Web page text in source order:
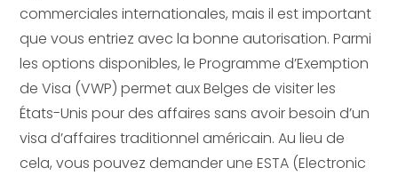
commerciales internationales, mais il est important
que vous entriez avec la bonne autorisation. Parmi
les options disponibles, le Programme d’Exemption
de Visa (VWP) permet aux Belges de visiter les
États-Unis pour des affaires sans avoir besoin d’un
visa d’affaires traditionnel américain. Au lieu de
cela, vous pouvez demander une ESTA (Electronic